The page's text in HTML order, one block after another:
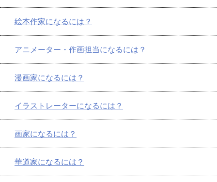
絵本作家になるには？
アニメーター・作画担当になるには？
漫画家になるには？
イラストレーターになるには？
画家になるには？
華道家になるには？